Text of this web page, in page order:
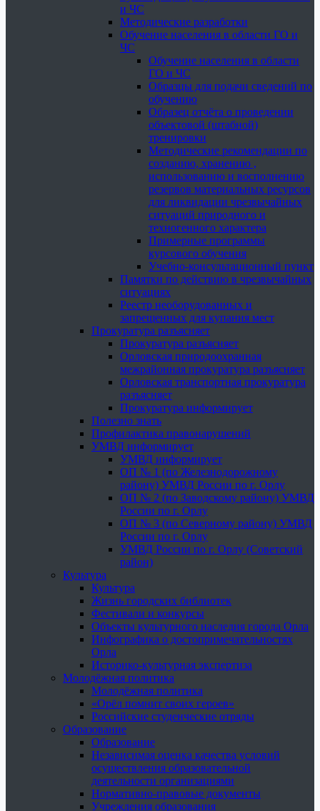
и ЧС
Методические разработки
Обучение населения в области ГО и
ЧС
Обучение населения в области
ГО и ЧС
Образцы для подачи сведений по
обучению
Образец отчёта о проведении
объектовой (штабной)
тренировки
Методические рекомендации по
созданию, хранению ,
использованию и восполнению
резервов материальных ресурсов
для ликвидации чрезвычайных
ситуаций природного и
техногенного характера
Примерные программы
курсового обучения
Учебно-консультационный пункт
Памятки по действию в чрезвычайных
ситуациях
Реестр необорудованных и
запрещенных для купания мест
Прокуратура разъясняет
Прокуратура разъясняет
Орловская природоохранная
межрайонная прокуратура разъясняет
Орловская транспортная прокуратура
разъясняет
Прокуратура информирует
Полезно знать
Профилактика правонарушений
УМВД информирует
УМВД информирует
ОП № 1 (по Железнодорожному
району) УМВД России по г. Орлу
ОП № 2 (по Заводскому району) УМВД
России по г. Орлу
ОП № 3 (по Северному району) УМВД
России по г. Орлу
УМВД России по г. Орлу (Советский
район)
Культура
Культура
Жизнь городских библиотек
Фестивали и конкурсы
Объекты культурного наследия города Орла
Инфографика о достопримечательностях
Орла
Историко-культурная экспертиза
Молодёжная политика
Молодёжная политика
«Орёл помнит своих героев»
Российские студенческие отряды
Образование
Образование
Независимая оценка качества условий
осуществления образовательной
деятельности организациями
Нормативно-правовые документы
Учреждения образования